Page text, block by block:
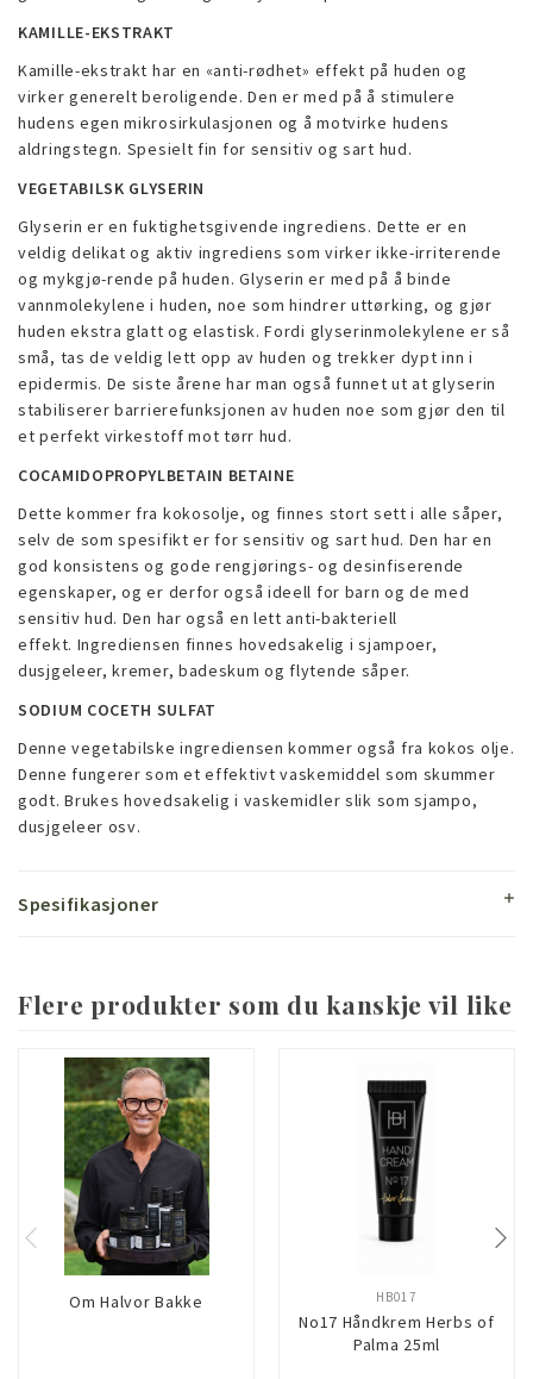
KAMILLE-EKSTRAKT
Kamille-ekstrakt har en «anti-rødhet» effekt på huden og
virker generelt beroligende. Den er med på å stimulere
hudens egen mikrosirkulasjonen og å motvirke hudens
aldringstegn. Spesielt fin for sensitiv og sart hud.
VEGETABILSK GLYSERIN
Glyserin er en fuktighetsgivende ingrediens. Dette er en
veldig delikat og aktiv ingrediens som virker ikke-irriterende
og mykgjø-rende på huden. Glyserin er med på å binde
vannmolekylene i huden, noe som hindrer uttørking, og gjør
huden ekstra glatt og elastisk. Fordi glyserinmolekylene er så
små, tas de veldig lett opp av huden og trekker dypt inn i
epidermis. De siste årene har man også funnet ut at glyserin
stabiliserer barrierefunksjonen av huden noe som gjør den til
et perfekt virkestoff mot tørr hud.
COCAMIDOPROPYLBETAIN BETAINE
Dette kommer fra kokosolje, og finnes stort sett i alle såper,
selv de som spesifikt er for sensitiv og sart hud. Den har en
god konsistens og gode rengjørings- og desinfiserende
egenskaper, og er derfor også ideell for barn og de med
sensitiv hud. Den har også en lett anti-bakteriell
effekt. Ingrediensen finnes hovedsakelig i sjampoer,
dusjgeleer, kremer, badeskum og flytende såper.
SODIUM COCETH SULFAT
Denne vegetabilske ingrediensen kommer også fra kokos olje.
Denne fungerer som et effektivt vaskemiddel som skummer
godt. Brukes hovedsakelig i vaskemidler slik som sjampo,
dusjgeleer osv.
Spesifikasjoner
Flere produkter som du kanskje vil like
Om Halvor Bakke
No17 Håndkrem Herbs of
Palma 25ml
HB017